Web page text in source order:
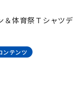
＆体育祭Ｔシャツデ
ンテンツ